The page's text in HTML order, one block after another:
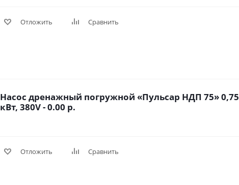
Отложить Сравнить
Насос дренажный погружной «Пульсар НДП 75» 0,75
кВт, 380V - 0.00 р.
Отложить Сравнить